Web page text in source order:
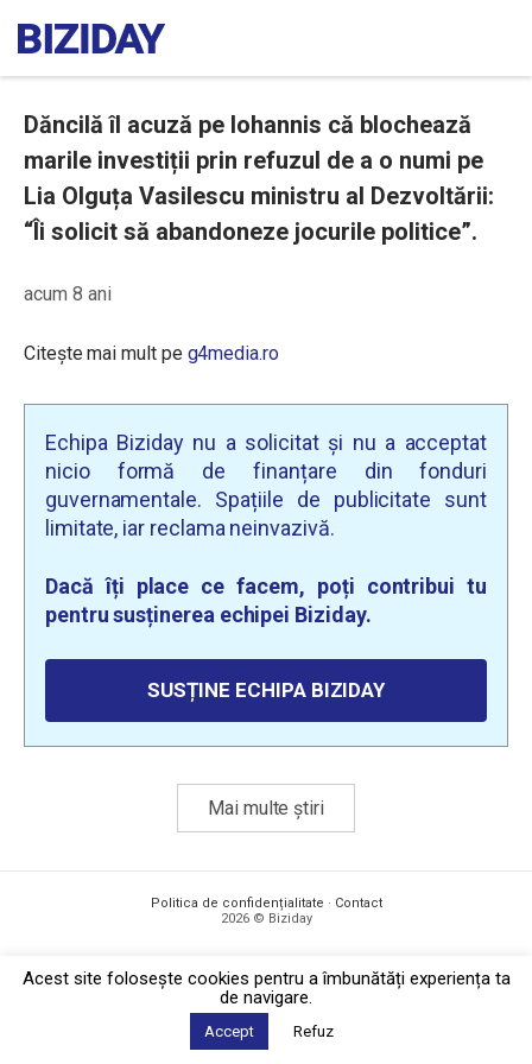
Dăncilă îl acuză pe Iohannis că blochează
marile investiții prin refuzul de a o numi pe
Lia Olguța Vasilescu ministru al Dezvoltării:
“Îi solicit să abandoneze jocurile politice”.
acum 8 ani
Citește mai mult pe g4media.ro
Echipa Biziday nu a solicitat și nu a acceptat
nicio formă de finanțare din fonduri
guvernamentale. Spațiile de publicitate sunt
limitate, iar reclama neinvazivă.
Dacă îți place ce facem, poți contribui tu
pentru susținerea echipei Biziday.
SUSȚINE ECHIPA BIZIDAY
Mai multe știri
Politica de confidențialitate · Contact
2026 © Biziday
Acest site foloseşte cookies pentru a îmbunătăți experiența ta
de navigare.
Accept Refuz